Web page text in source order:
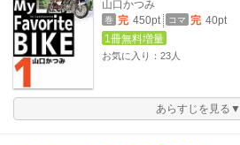
山口かつみ
巻 完 450pt コマ 完 40pt
1冊無料増量
お気に入り：23人
あらすじを見る▼